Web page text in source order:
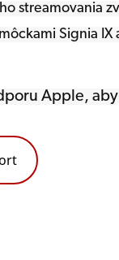
streamovania
Signia IX
Apple,